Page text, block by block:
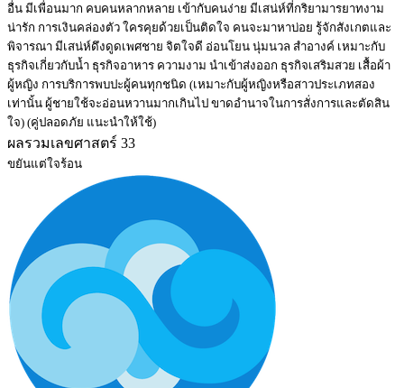
อื่น มีเพื่อนมาก คบคนหลากหลาย เข้ากับคนง่าย มีเสน่ห์ที่กริยามารยาทงาม
น่ารัก การเงินคล่องตัว ใครคุยด้วยเป็นติดใจ คนจะมาหาบ่อย รู้จักสังเกตและ
พิจารณา มีเสน่ห์ดึงดูดเพศชาย จิตใจดี อ่อนโยน นุ่มนวล สำอางค์ เหมาะกับ
ธุรกิจเกี่ยวกับน้ำ ธุรกิจอาหาร ความงาม นำเข้าส่งออก ธุรกิจเสริมสวย เสื้อผ้า
ผู้หญิง การบริการพบปะผู้คนทุกชนิด (เหมาะกับผู้หญิงหรือสาวประเภทสอง
เท่านั้น ผู้ชายใช้จะอ่อนหวานมากเกินไป ขาดอำนาจในการสั่งการและตัดสิน
ใจ) (คู่ปลอดภัย แนะนำให้ใช้)
ผลรวมเลขศาสตร์ 33
ขยันแต่ใจร้อน